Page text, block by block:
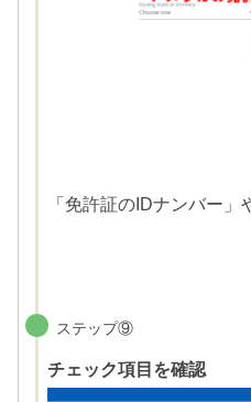
「免許証のIDナンバー」
ステップ⑨
チェック項目を確認